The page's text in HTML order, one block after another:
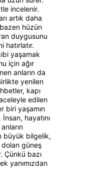
incelenir.
artık daha
hüzün
duygusunu
hatırlatır.
yaşamak
için ağır
anların da
yenilen
kapı
edilen
biri yaşamın
hayatını
büyük bilgelik,
güneş
Çünkü bazı
yanımızdan